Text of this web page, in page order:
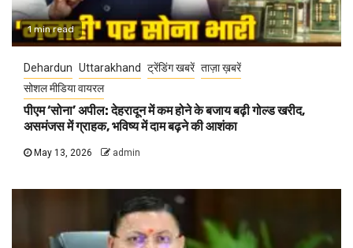
1 min read
Dehardun Uttarakhand ट्रेंडिंग खबरें ताज़ा ख़बरें
सोशल मीडिया वायरल
पीएम ‘सोना’ अपील: देहरादून में कम होने के बजाय बढ़ी गोल्ड खरीद,
असमंजस में ग्राहक, भविष्य में दाम बढ़ने की आशंका
May 13, 2026 admin